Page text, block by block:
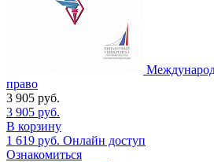
право
3 905 руб.
3 905 руб.
В корзину
1 619 руб. Онлайн доступ
Ознакомиться